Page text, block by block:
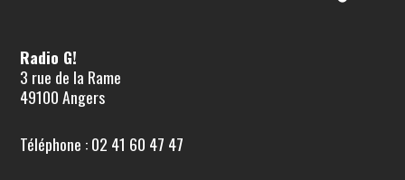
Radio G!
3 rue de la Rame
49100 Angers
Téléphone : 02 41 60 47 47